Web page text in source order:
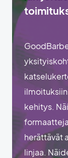
kehitys.
herättävät
linjaa.